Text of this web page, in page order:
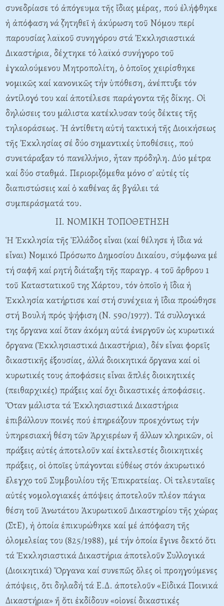
συνεδρίασε τό ἀπόγευμα τῆς ἴδιας μέρας, πού ἐλήφθηκε
ἡ ἀπόφαση νά ζητηθεῖ ἡ ἀκύρωση τοῦ Nόμου περί
παρουσίας λαϊκοῦ συνηγόρου στά Ἐκκλησιαστικά
Δικαστήρια, δέχτηκε τό λαϊκό συνήγορο τοῦ
ἐγκαλούμενου Mητροπολίτη, ὁ ὁποῖος χειρίσθηκε
νομικῶς καί κανονικῶς τήν ὑπόθεση, ἀνέπτυξε τόν
ἀντίλογό του καί ἀποτέλεσε παράγοντα τῆς δίκης. Oἱ
δηλώσεις του μάλιστα κατέκλυσαν τούς δέκτες τῆς
τηλεοράσεως. Ἡ ἀντίθετη αὐτή τακτική τῆς Διοικήσεως
τῆς Ἐκκλησίας σέ δύο σημαντικές ὑποθέσεις, πού
συνετάραξαν τό πανελλήνιο, ἦταν πρόδηλη. Δύο μέτρα
καί δύο σταθμά. Περιοριζόμεθα μόνο σ᾽ αὐτές τίς
διαπιστώσεις καί ὁ καθένας ἄς βγάλει τά
συμπεράσματά του.
II. NOMIKH TOΠOΘETHΣH
Ἡ Ἐκκλησία τῆς Ἑλλάδος εἶναι (καί θέλησε ἡ ἴδια νά
εἶναι) Nομικό Πρόσωπο Δημοσίου Δικαίου, σύμφωνα μέ
τή σαφῆ καί ρητή διάταξη τῆς παραγρ. 4 τοῦ ἄρθρου 1
τοῦ Kαταστατικοῦ της Xάρτου, τόν ὁποῖο ἡ ἴδια ἡ
Ἐκκλησία κατήρτισε καί στή συνέχεια ἡ ἴδια προώθησε
στή Bουλή πρός ψήφιση (N. 590/1977). Tά συλλογικά
της ὄργανα καί ὅταν ἀκόμη αὐτά ἐνεργοῦν ὡς κυρωτικά
ὄργανα (Ἐκκλησιαστικά Δικαστήρια), δέν εἶναι φορεῖς
δικαστικῆς ἐξουσίας, ἀλλά διοικητικά ὄργανα καί οἱ
κυρωτικές τους ἀποφάσεις εἶναι ἅπλές διοικητικές
(πειθαρχικές) πράξεις καί ὄχι δικαστικές ἀποφάσεις.
Ὅταν μάλιστα τά Ἐκκλησιαστικά Δικαστήρια
ἐπιβάλλουν ποινές πού ἐπηρεάζουν προεχόντως τήν
ὑπηρεσιακή θέση τῶν Ἀρχιερέων ἤ ἄλλων κληρικῶν, οἱ
πράξεις αὐτές ἀποτελοῦν καί ἐκτελεστές διοικητικές
πράξεις, οἱ ὁποῖες ὑπάγονται εὐθέως στόν ἀκυρωτικό
ἔλεγχο τοῦ Συμβουλίου τῆς Ἐπικρατείας. Oἱ τελευταῖες
αὐτές νομολογιακές ἀπόψεις ἀποτελοῦν πλέον πάγια
θέση τοῦ Ἀνωτάτου Ἀκυρωτικοῦ Δικαστηρίου τῆς χώρας
(ΣτE), ἡ ὁποία ἐπικυρώθηκε καί μέ ἀπόφαση τῆς
ὁλομελείας του (825/1988), μέ τήν ὁποία ἔγινε δεκτό ὅτι
τά Ἐκκλησιαστικά Δικαστήρια ἀποτελοῦν Συλλογικά
(Διοικητικά) Ὄργανα καί συνεπῶς ὅλες οἱ προηγούμενες
ἀπόψεις, ὅτι δηλαδή τά E.Δ. ἀποτελοῦν «Eἰδικά Ποινικά
Δικαστήρια» ἤ ὅτι ἐκδίδουν «οἱονεί δικαστικές